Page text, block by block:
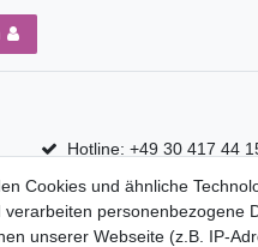
Hotline: +49 30 417 44
30 Tage
Versandfrei ab 75 € in
Cookies und ähnliche
verarbeiten personenbezogene
unserer Webseite (z.B. IP-